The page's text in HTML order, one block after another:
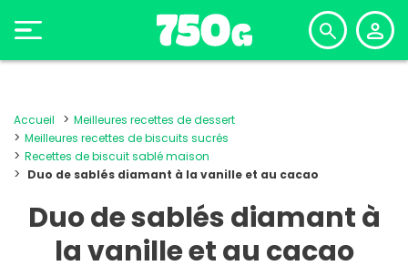
Accueil
Meilleures recettes de dessert
Meilleures recettes de biscuits sucrés
Recettes de biscuit sablé maison
Duo de sablés diamant à la vanille et au cacao
Duo de sablés diamant à
la vanille et au cacao